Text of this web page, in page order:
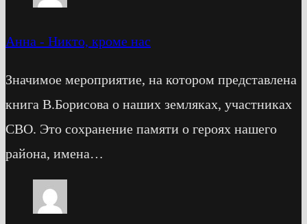
Анна - Никто, кроме нас
Значимое мероприятие, на котором представлена
книга В.Борисова о наших земляках, участниках
СВО. Это сохранение памяти о героях нашего
района, имена…